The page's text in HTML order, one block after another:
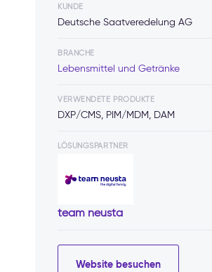
KUNDE
Deutsche Saatveredelung AG
BRANCHE
Lebensmittel und Getränke
VERWENDETE PRODUKTE
DXP/CMS, PIM/MDM, DAM
LÖSUNGSPARTNER
team neusta
Website besuchen